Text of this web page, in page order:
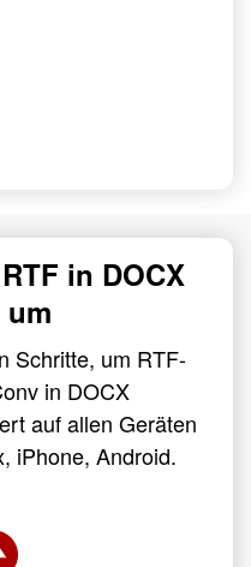
in DOCX
Schritte, um RTF-
in DOCX
auf allen Geräten
iPhone, Android.